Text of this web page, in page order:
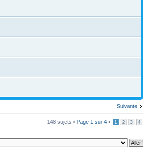
Suivante
148 sujets • Page 1 sur 4 • 1 2 3 4